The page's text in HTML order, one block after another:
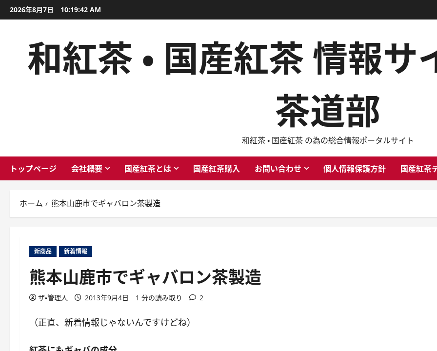
容
2026年8月7日 10:19:43 AM
和紅茶 ・ 国産紅茶 情報
茶道部
和紅茶 ・ 国産紅茶 の為の総合情報ポータルサイト
トップページ 会社概要 国産紅茶とは 国産紅茶購入 お問い合わせ 個人情報保護方針 国産紅茶
ホーム 熊本山鹿市でギャバロン茶製造
新商品 新着情報
熊本山鹿市でギャバロン茶製造
ザ・管理人 2013年9月4日 1 分の読み取り 2
（正直、新着情報じゃないんですけどね）